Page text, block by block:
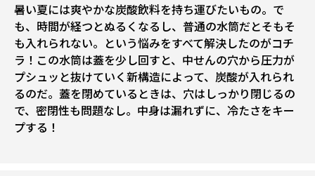
暑い夏には爽やかな炭酸飲料を持ち運びたいもの。で
も、時間が経つとぬるくなるし、普通の水筒だとそもそ
も入れられない。という悩みをすべて解決したのがコチ
ラ！この水筒は蓋を少し回すと、中せんの穴から圧力が
プシュッと抜けていく新構造によって、炭酸が入れられ
るのだ。蓋を閉めているときは、穴はしっかり閉じるの
で、密閉性も問題なし。中身は漏れずに、冷たさをキー
プする！